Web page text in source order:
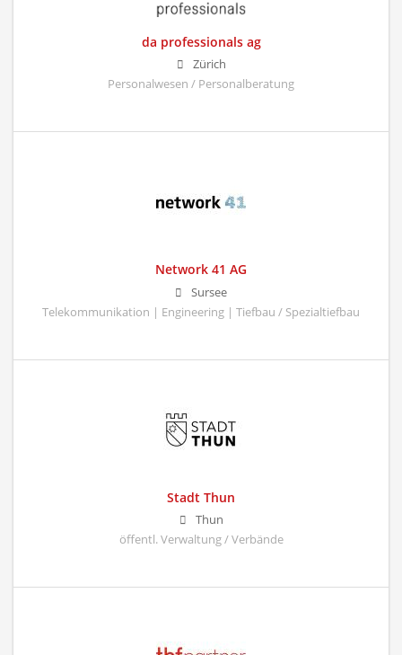
da professionals ag
Zürich
Personalwesen / Personalberatung
Network 41 AG
Sursee
Telekommunikation | Engineering | Tiefbau / Spezialtiefbau
Stadt Thun
Thun
öffentl. Verwaltung / Verbände